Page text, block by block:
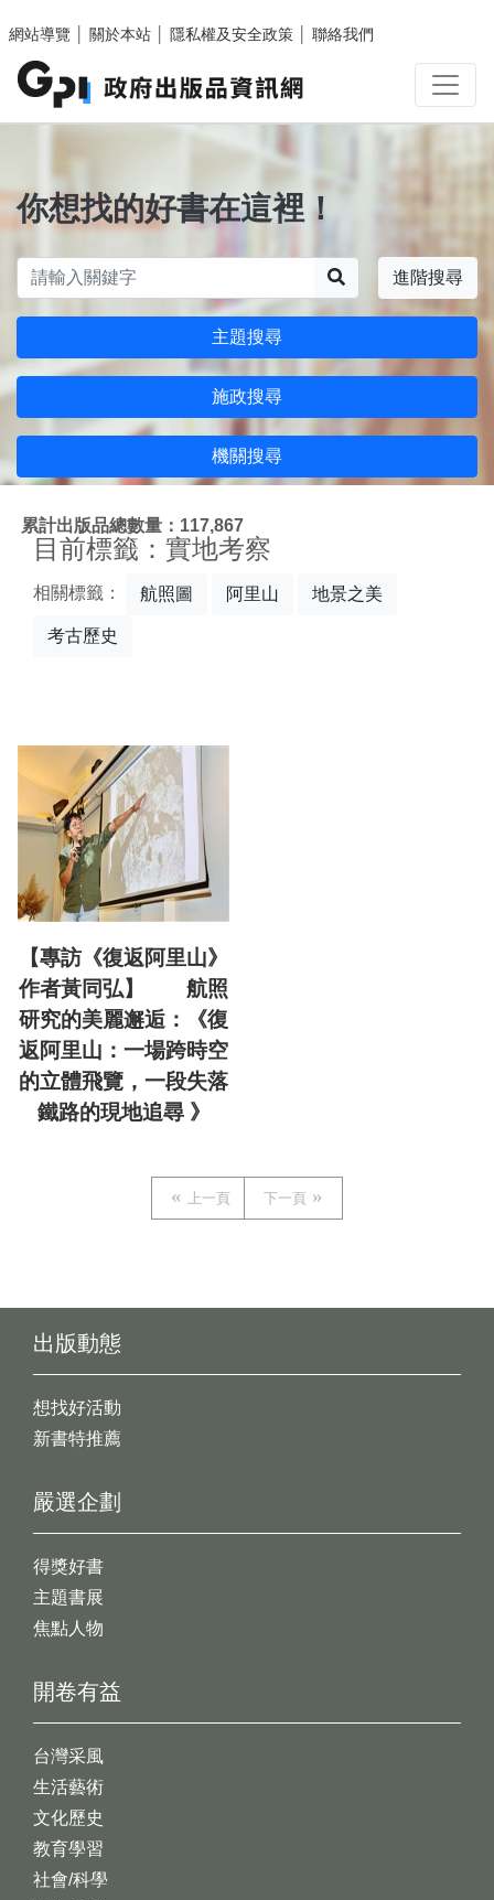
網站導覽
關於本站 隱私權及安全政策 聯絡我們
你想找的好書在這裡！
進階搜尋
主題搜尋
施政搜尋
機關搜尋
累計出版品總數量：117,867
目前標籤：實地考察
相關標籤： 航照圖 阿里山 地景之美
考古歷史
【專訪《復返阿里山》
作者黃同弘】 航照
研究的美麗邂逅：《復
返阿里山：一場跨時空
的立體飛覽，一段失落
鐵路的現地追尋 》
上一頁 下一頁
出版動態
想找好活動
新書特推薦
開卷有益
台灣采風
生活藝術
文化歷史
教育學習
社會/科學
嚴選企劃
得獎好書
主題書展
焦點人物